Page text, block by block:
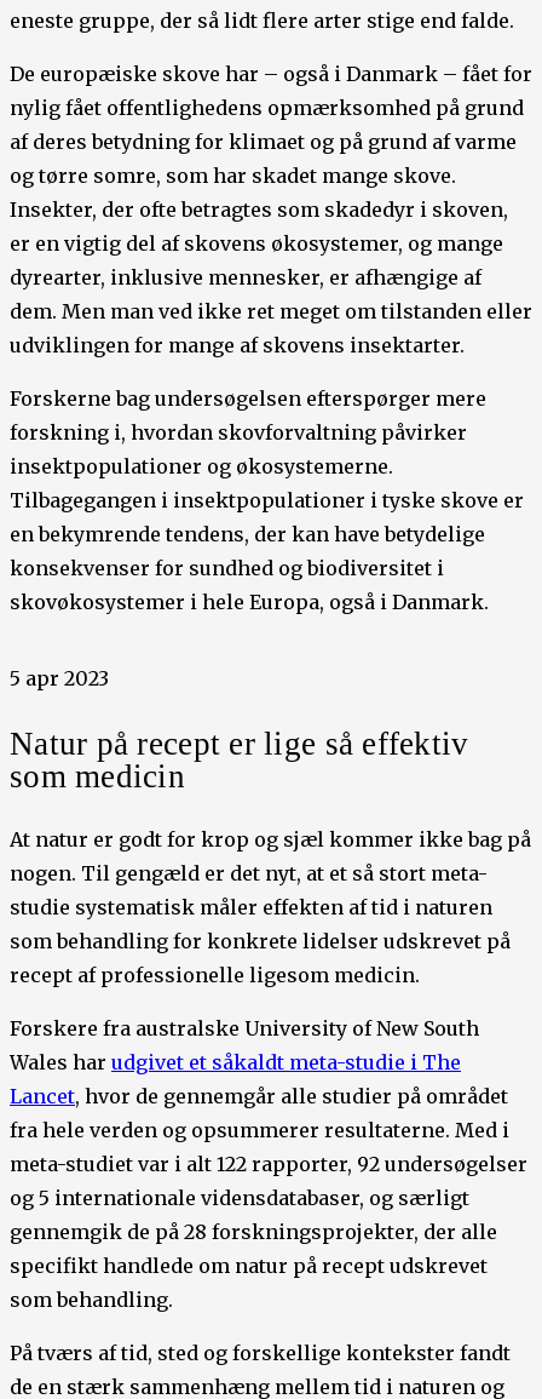
eneste gruppe, der så lidt flere arter stige end falde.
De europæiske skove har – også i Danmark – fået for
nylig fået offentlighedens opmærksomhed på grund
af deres betydning for klimaet og på grund af varme
og tørre somre, som har skadet mange skove.
Insekter, der ofte betragtes som skadedyr i skoven,
er en vigtig del af skovens økosystemer, og mange
dyrearter, inklusive mennesker, er afhængige af
dem. Men man ved ikke ret meget om tilstanden eller
udviklingen for mange af skovens insektarter.
Forskerne bag undersøgelsen efterspørger mere
forskning i, hvordan ​​skovforvaltning påvirker
insektpopulationer og økosystemerne.
Tilbagegangen i insektpopulationer i tyske skove er
en bekymrende tendens, der kan have betydelige
konsekvenser for sundhed og biodiversitet i
skovøkosystemer i hele Europa, også i Danmark.
5 apr 2023
Natur på recept er lige så effektiv
som medicin
At natur er godt for krop og sjæl kommer ikke bag på
nogen. Til gengæld er det nyt, at et så stort meta-
studie systematisk måler effekten af tid i naturen
som behandling for konkrete lidelser udskrevet på
recept af professionelle ligesom medicin.
Forskere fra australske University of New South
Wales har udgivet et såkaldt meta-studie i The
Lancet, hvor de gennemgår alle studier på området
fra hele verden og opsummerer resultaterne. Med i
meta-studiet var i alt 122 rapporter, 92 undersøgelser
og 5 internationale vidensdatabaser, og særligt
gennemgik de på 28 forskningsprojekter, der alle
specifikt handlede om natur på recept udskrevet
som behandling.
På tværs af tid, sted og forskellige kontekster fandt
de en stærk sammenhæng mellem tid i naturen og